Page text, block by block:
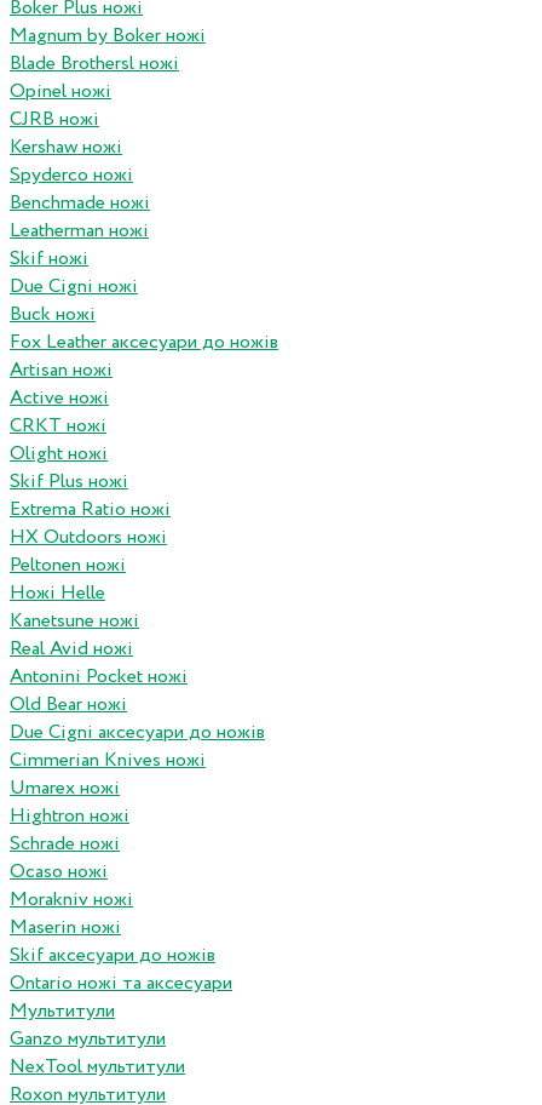
Boker Plus ножі
Magnum by Boker ножі
Blade Brothersl ножі
Opinel ножі
CJRB ножі
Kershaw ножі
Spyderco ножі
Benchmade ножі
Leatherman ножі
Skif ножі
Due Cigni ножі
Buck ножі
Fox Leather аксесуари до ножів
Artisan ножі
Active ножі
CRKT ножі
Olight ножі
Skif Plus ножі
Extrema Ratio ножі
HX Outdoors ножі
Peltonen ножі
Ножі Helle
Kanetsune ножі
Real Avid ножі
Antonini Pocket ножі
Old Bear ножі
Due Cigni аксесуари до ножів
Cimmerian Knives ножі
Umarex ножі
Hightron ножі
Schrade ножі
Ocaso ножі
Morakniv ножі
Maserin ножі
Skif аксесуари до ножів
Ontario ножі та аксесуари
Мультитули
Ganzo мультитули
NexTool мультитули
Roxon мультитули